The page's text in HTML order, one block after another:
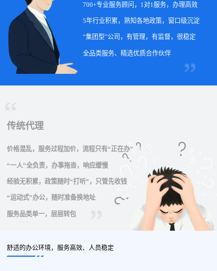
700+专业服务顾问，1对1服务，办理高效
5年行业积累，熟知各地政策，窗口级沉淀
“集团型”公司，有管理，有监督，很稳定
全品类服务、精选优质合作伙伴
传统代理
价格混乱，服务过程加价，流程只有“正在办”
“一人”全负责，办事拖沓，响应缓慢
经验无积累，政策随时“打听”，只管先收钱
“运动式”办公，随时准备换地址
服务品类单一，层层转包
舒适的办公环境，服务高效、人员稳定